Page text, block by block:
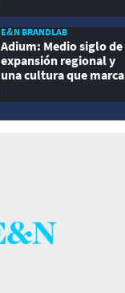
E&N BRANDLAB
Adium: Medio siglo de
expansión regional y
una cultura que marca